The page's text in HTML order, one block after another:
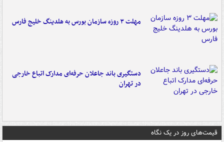
مهلت ۳ روزه سازمان بورس به هلدینگ خلیج فارس
دستگیری باند جاعلان حرفه‌ای مدارک اتباع خارجی
در تهران
قیمت‌های روز در یک نگاه